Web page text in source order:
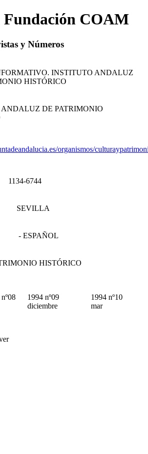
Fundación COAM
y Números
INSTITUTO ANDALUZ
HISTÓRICO
DE PATRIMONIO
organismos/
1134-6744
SEVILLA
- ESPAÑOL
HISTÓRICO
1994 nº09
diciembre
1994 nº10
mar